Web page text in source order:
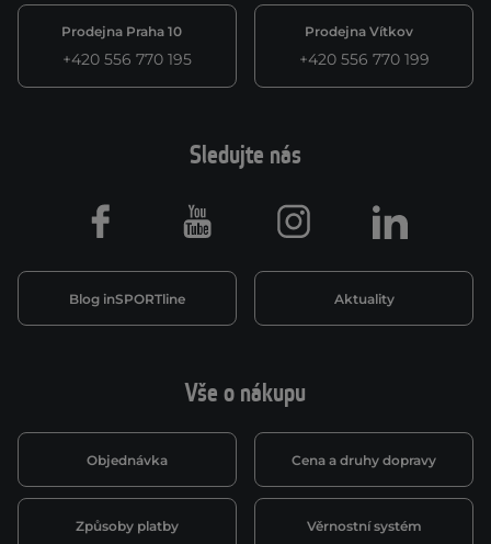
Prodejna Praha 10
+420 556 770 195
Prodejna Vítkov
+420 556 770 199
Vše o nákupu
Objednávka Cena a druhy dopravy
Způsoby platby Věrnostní systém
Sledujte nás
Blog inSPORTline Aktuality
Facebook Youtube Instagram LinkedIn